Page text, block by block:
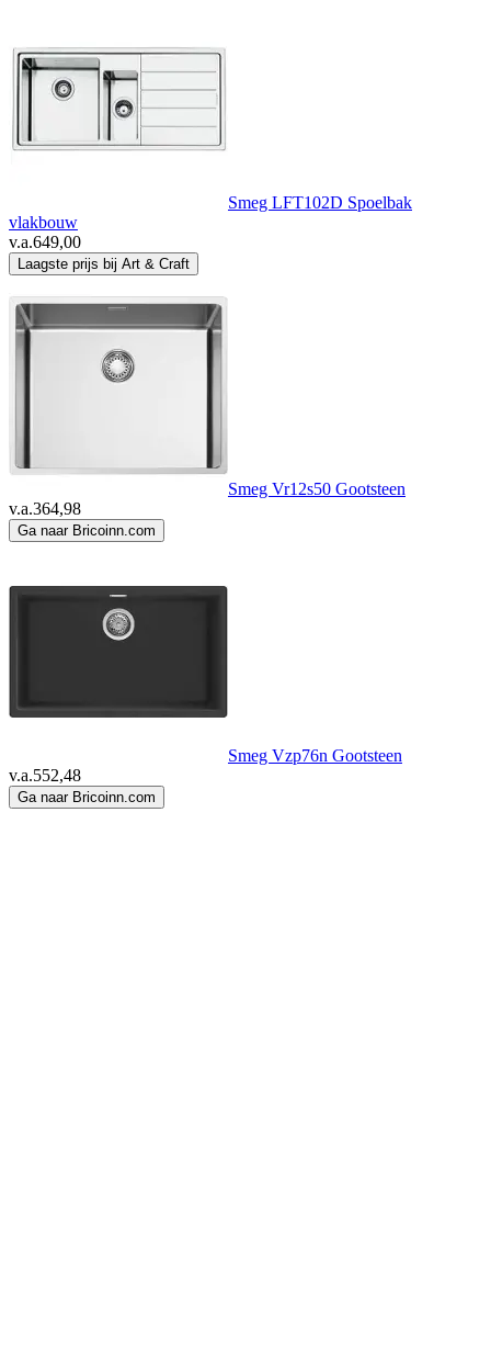
Smeg LFT102D Spoelbak
vlakbouw
v.a.649,00
Laagste prijs bij Art & Craft
Smeg Vr12s50 Gootsteen
v.a.364,98
Ga naar Bricoinn.com
Smeg Vzp76n Gootsteen
v.a.552,48
Ga naar Bricoinn.com